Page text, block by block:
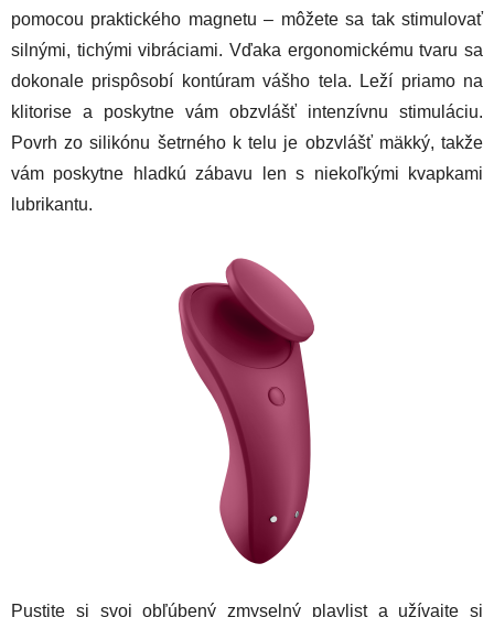
pomocou praktického magnetu – môžete sa tak stimulovať
silnými, tichými vibráciami. Vďaka ergonomickému tvaru sa
dokonale prispôsobí kontúram vášho tela. Leží priamo na
klitorise a poskytne vám obzvlášť intenzívnu stimuláciu.
Povrh zo silikónu šetrného k telu je obzvlášť mäkký, takže
vám poskytne hladkú zábavu len s niekoľkými kvapkami
lubrikantu.
Pustite si svoj obľúbený zmyselný playlist a užívajte si